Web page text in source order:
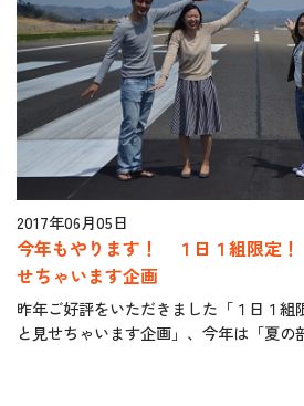
2017年06月05日
今年もやります！ １日１組限定
せちゃいます企画
昨年ご好評をいただきました「１日１
と見せちゃいます企画」、今年は「夏の
（土）。受付を開始しました。空港レ